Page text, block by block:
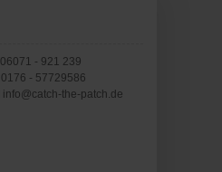
06071 - 921 239
0176 - 57729586
info@catch-the-patch.de